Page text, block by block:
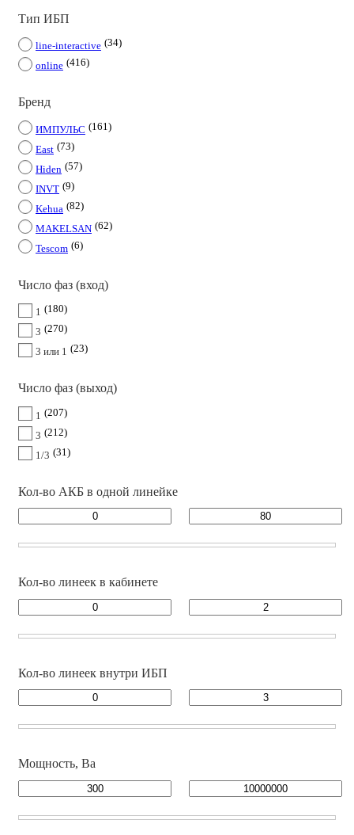
Тип ИБП
line-interactive 34
online 416
Бренд
ИМПУЛЬС
161
East 73
Hiden 57
INVT 9
Kehua 82
MAKELSAN 62
Tescom 6
Число фаз (вход)
1
180
3 270
3 или 1 23
Число фаз (выход)
1
207
3 212
1/3 31
Кол-во АКБ в одной линейке
Кол-во линеек в кабинете
Кол-во линеек внутри ИБП
Мощность, Ва